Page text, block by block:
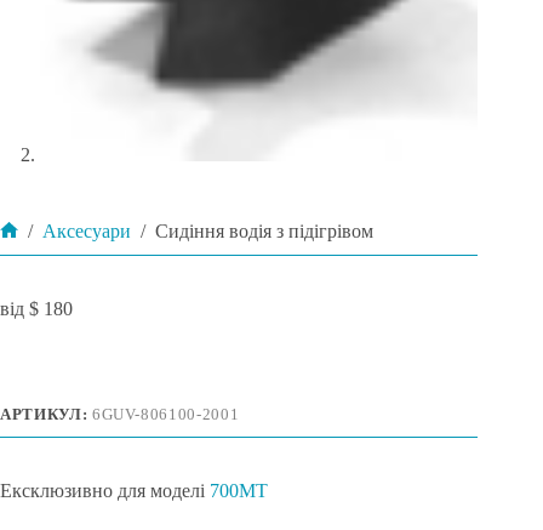
Головна
/ Аксесуари / Сидіння водія з підігрівом
$ 180
АРТИКУЛ: 6GUV-806100-2001
Ексклюзивно для моделі 700MT